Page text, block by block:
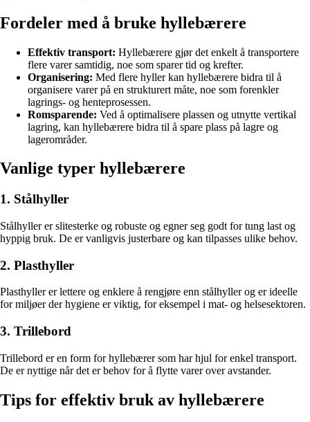
Fordeler med å bruke hyllebærere
Effektiv transport: Hyllebærere gjør det enkelt å transportere
flere varer samtidig, noe som sparer tid og krefter.
Organisering: Med flere hyller kan hyllebærere bidra til å
organisere varer på en strukturert måte, noe som forenkler
lagrings- og henteprosessen.
Romsparende: Ved å optimalisere plassen og utnytte vertikal
lagring, kan hyllebærere bidra til å spare plass på lagre og
lagerområder.
Vanlige typer hyllebærere
1. Stålhyller
Stålhyller er slitesterke og robuste og egner seg godt for tung last og
hyppig bruk. De er vanligvis justerbare og kan tilpasses ulike behov.
2. Plasthyller
Plasthyller er lettere og enklere å rengjøre enn stålhyller og er ideelle
for miljøer der hygiene er viktig, for eksempel i mat- og helsesektoren.
3. Trillebord
Trillebord er en form for hyllebærer som har hjul for enkel transport.
De er nyttige når det er behov for å flytte varer over avstander.
Tips for effektiv bruk av hyllebærere